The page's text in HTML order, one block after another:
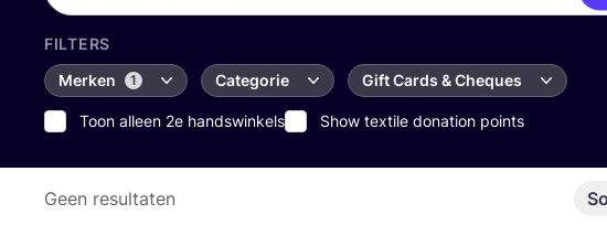
FILTERS
Merken
1 Categorie Gift Cards & Cheques
Toon alleen 2e handswinkels Show textile donation points
Geen resultaten